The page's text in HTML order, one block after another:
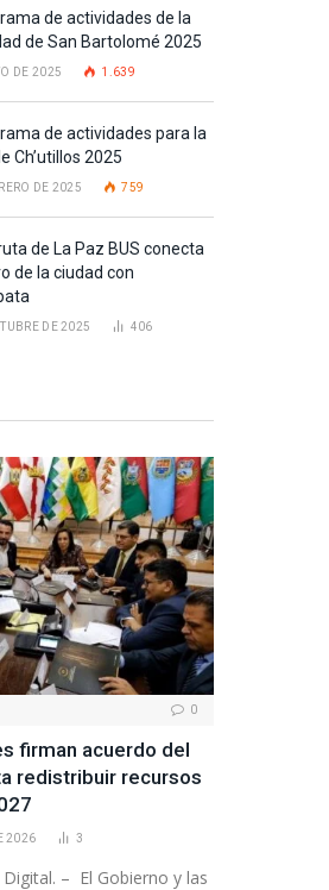
de actividades de la
de San Bartolomé 2025
DE 2025 1.639
de actividades para la
Ch’utillos 2025
DE 2025 759
de La Paz BUS conecta
de la ciudad con
DE 2025 406
0
firman acuerdo del
redistribuir recursos
2026 3
– El Gobierno y las